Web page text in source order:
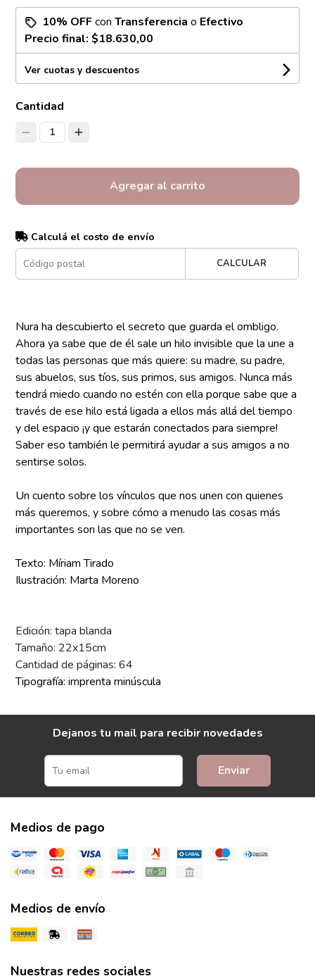
10% OFFconTransferencia o Efectivo
Precio final:$18.630,00
Ver cuotas y descuentos
Cantidad
1
Agregar al carrito
Calculá el costo de envío
CALCULAR
Nura ha descubierto el secreto que guarda el ombligo.
Ahora ya sabe que de él sale un hilo invisible que la une a
todas las personas que más quiere: su madre, su padre,
sus abuelos, sus tíos, sus primos, sus amigos. Nunca más
tendrá miedo cuando no estén con ella porque sabe que a
través de ese hilo está ligada a ellos más allá del tiempo
y del espacio ¡y que estarán conectados para siempre!
Saber eso también le permitirá ayudar a sus amigos a no
sentirse solos.
Un cuento sobre los vínculos que nos unen con quienes
más queremos, y sobre cómo a menudo las cosas más
importantes son las que no se ven.
Texto: Míriam Tirado
Ilustración: Marta Moreno
Edición: tapa blanda
Tamaño: 22x15cm
Cantidad de páginas: 64
Tipografía: imprenta minúscula
Dejanos tu mail para recibir novedades
Enviar
Medios de pago
Medios de envío
Nuestras redes sociales